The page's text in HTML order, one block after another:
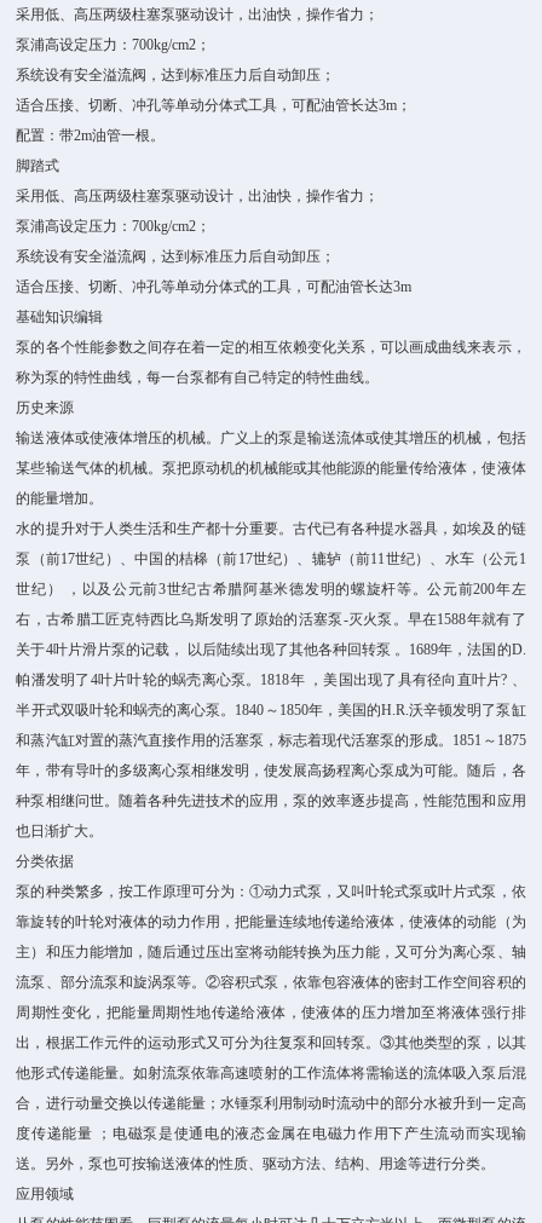
采用低、高压两级柱塞泵驱动设计，出油快，操作省力；
泵浦高设定压力：700kg/cm2；
系统设有安全溢流阀，达到标准压力后自动卸压；
适合压接、切断、冲孔等单动分体式工具，可配油管长达3m；
配置：带2m油管一根。
脚踏式
采用低、高压两级柱塞泵驱动设计，出油快，操作省力；
泵浦高设定压力：700kg/cm2；
系统设有安全溢流阀，达到标准压力后自动卸压；
适合压接、切断、冲孔等单动分体式的工具，可配油管长达3m
基础知识编辑
泵的各个性能参数之间存在着一定的相互依赖变化关系，可以画成曲线来表示，
称为泵的特性曲线，每一台泵都有自己特定的特性曲线。
历史来源
输送液体或使液体增压的机械。广义上的泵是输送流体或使其增压的机械，包括
某些输送气体的机械。泵把原动机的机械能或其他能源的能量传给液体，使液体
的能量增加。
水的提升对于人类生活和生产都十分重要。古代已有各种提水器具，如埃及的链
泵（前17世纪）、中国的桔槔（前17世纪）、辘轳（前11世纪）、水车（公元1
世纪） ，以及公元前3世纪古希腊阿基米德发明的螺旋杆等。公元前200年左
右，古希腊工匠克特西比乌斯发明了原始的活塞泵-灭火泵。早在1588年就有了
关于4叶片滑片泵的记载， 以后陆续出现了其他各种回转泵 。1689年，法国的D.
帕潘发明了4叶片叶轮的蜗壳离心泵。1818年 ，美国出现了具有径向直叶片? 、
半开式双吸叶轮和蜗壳的离心泵。1840～1850年，美国的H.R.沃辛顿发明了泵缸
和蒸汽缸对置的蒸汽直接作用的活塞泵，标志着现代活塞泵的形成。1851～1875
年，带有导叶的多级离心泵相继发明，使发展高扬程离心泵成为可能。随后，各
种泵相继问世。随着各种先进技术的应用，泵的效率逐步提高，性能范围和应用
也日渐扩大。
分类依据
泵的种类繁多，按工作原理可分为：①动力式泵，又叫叶轮式泵或叶片式泵，依
靠旋转的叶轮对液体的动力作用，把能量连续地传递给液体，使液体的动能（为
主）和压力能增加，随后通过压出室将动能转换为压力能，又可分为离心泵、轴
流泵、部分流泵和旋涡泵等。②容积式泵，依靠包容液体的密封工作空间容积的
周期性变化，把能量周期性地传递给液体，使液体的压力增加至将液体强行排
出，根据工作元件的运动形式又可分为往复泵和回转泵。③其他类型的泵，以其
他形式传递能量。如射流泵依靠高速喷射的工作流体将需输送的流体吸入泵后混
合，进行动量交换以传递能量；水锤泵利用制动时流动中的部分水被升到一定高
度传递能量 ；电磁泵是使通电的液态金属在电磁力作用下产生流动而实现输
送。另外，泵也可按输送液体的性质、驱动方法、结构、用途等进行分类。
应用领域